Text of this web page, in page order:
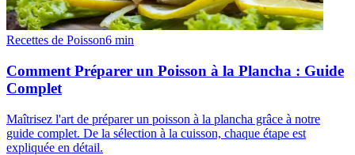
Recettes de Poisson6 min
Comment Préparer un Poisson à la Plancha : Guide
Complet
Maîtrisez l'art de préparer un poisson à la plancha grâce à notre
guide complet. De la sélection à la cuisson, chaque étape est
expliquée en détail.